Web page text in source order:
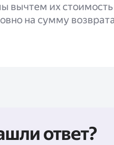
вычтем их
на сумму
ответ?